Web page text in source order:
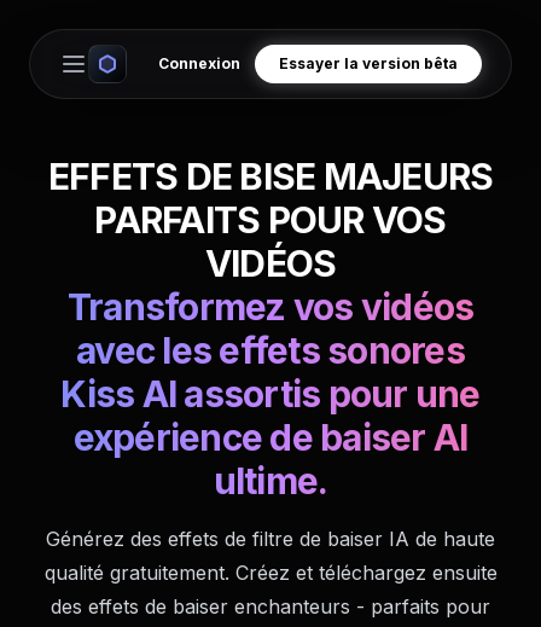
Open main menu
Connexion Essayer la version bêta
EFFETS DE BISE MAJEURS
PARFAITS POUR VOS
VIDÉOS
Transformez vos vidéos
avec les effets sonores
Kiss AI assortis pour une
expérience de baiser AI
ultime.
Générez des effets de filtre de baiser IA de haute
qualité gratuitement. Créez et téléchargez ensuite
des effets de baiser enchanteurs - parfaits pour